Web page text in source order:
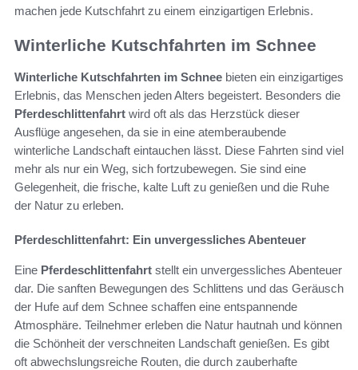
machen jede Kutschfahrt zu einem einzigartigen Erlebnis.
Winterliche Kutschfahrten im Schnee
Winterliche Kutschfahrten im Schnee bieten ein einzigartiges
Erlebnis, das Menschen jeden Alters begeistert. Besonders die
Pferdeschlittenfahrt wird oft als das Herzstück dieser
Ausflüge angesehen, da sie in eine atemberaubende
winterliche Landschaft eintauchen lässt. Diese Fahrten sind viel
mehr als nur ein Weg, sich fortzubewegen. Sie sind eine
Gelegenheit, die frische, kalte Luft zu genießen und die Ruhe
der Natur zu erleben.
Pferdeschlittenfahrt: Ein unvergessliches Abenteuer
Eine Pferdeschlittenfahrt stellt ein unvergessliches Abenteuer
dar. Die sanften Bewegungen des Schlittens und das Geräusch
der Hufe auf dem Schnee schaffen eine entspannende
Atmosphäre. Teilnehmer erleben die Natur hautnah und können
die Schönheit der verschneiten Landschaft genießen. Es gibt
oft abwechslungsreiche Routen, die durch zauberhafte